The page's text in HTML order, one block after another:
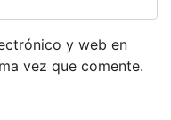
y web en
vez que comente.